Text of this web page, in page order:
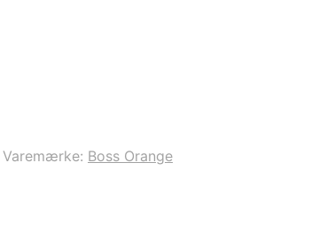
Varemærke: Boss Orange